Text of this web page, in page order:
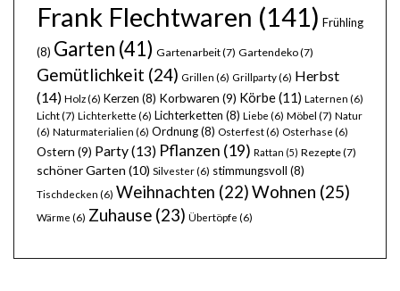
Frank Flechtwaren (141) Frühling
(8) Garten (41) Gartenarbeit(7) Gartendeko(7)
Gemütlichkeit (24) Grillen (6) Grillparty(6) Herbst
(14) Holz(6) Kerzen (8) Korbwaren (9) Körbe(11) Laternen (6)
Licht(7) Lichterkette (6) Lichterketten (8) Liebe (6) Möbel (7) Natur
(6) Naturmaterialien (6) Ordnung(8) Osterfest(6) Osterhase (6)
Ostern (9) Party(13) Pflanzen (19) Rattan (5) Rezepte(7)
schöner Garten (10) Silvester(6) stimmungsvoll (8)
Tischdecken (6) Weihnachten (22)Wohnen (25)
Wärme (6) Zuhause (23) Übertöpfe (6)